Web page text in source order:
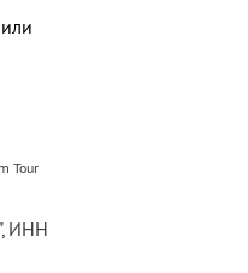
Tour
ИНН